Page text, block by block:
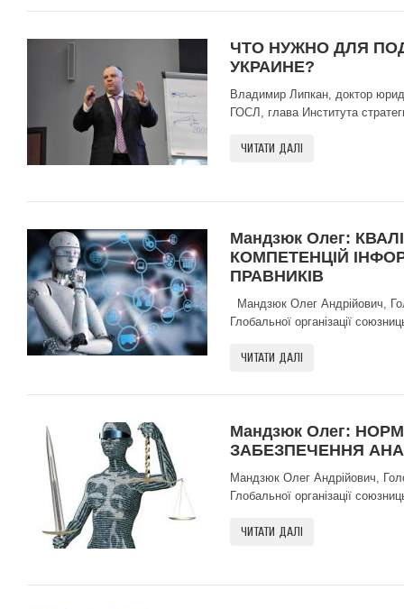
ЧТО НУЖНО ДЛЯ
УКРАИНЕ?
Владимир Липкан, доктор
ГОСЛ, глава Института
ЧИТАТИ ДАЛІ
Мандзюк Олег:
КОМПЕТЕНЦІЙ
ПРАВНИКІВ
Мандзюк Олег Андрійович,
Глобальної організації
ЧИТАТИ ДАЛІ
Мандзюк Олег:
ЗАБЕЗПЕЧЕННЯ
Мандзюк Олег Андрійович,
Глобальної організації
ЧИТАТИ ДАЛІ